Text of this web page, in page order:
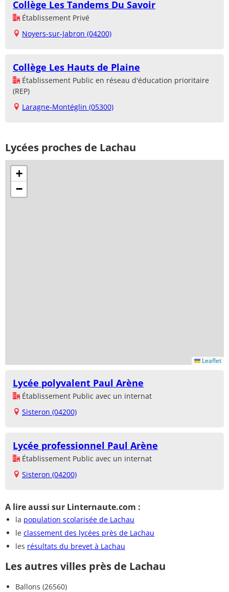
Collège Les Tandems Du Savoir
Établissement Privé
Noyers-sur-Jabron (04200)
Collège Les Hauts de Plaine
Établissement Public en réseau d'éducation prioritaire
(REP)
Laragne-Montéglin (05300)
Lycées proches de Lachau
+
−
Leaflet
Lycée polyvalent Paul Arène
Établissement Public avec un internat
Sisteron (04200)
Lycée professionnel Paul Arène
Établissement Public avec un internat
Sisteron (04200)
A lire aussi sur Linternaute.com :
la population scolarisée de Lachau
le classement des lycées près de Lachau
les résultats du brevet à Lachau
Les autres villes près de Lachau
Ballons (26560)